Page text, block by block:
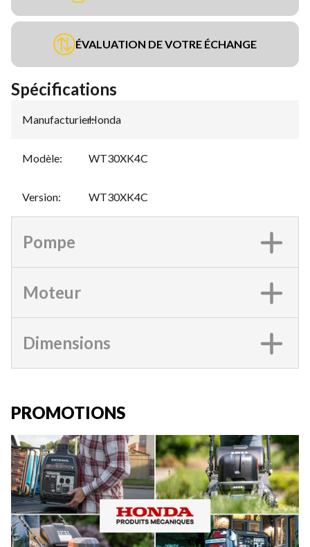
ÉVALUATION DE VOTRE ÉCHANGE
Spécifications
Manufacturier:
Honda
Modèle: WT30XK4C
Version: WT30XK4C
Pompe
Moteur
Dimensions
PROMOTIONS